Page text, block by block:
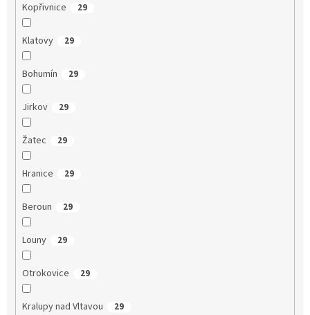
Kopřivnice 29
Klatovy 29
Bohumín 29
Jirkov 29
Žatec 29
Hranice 29
Beroun 29
Louny 29
Otrokovice 29
Kralupy nad Vltavou 29